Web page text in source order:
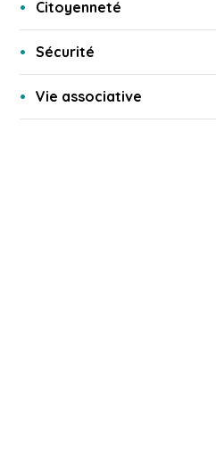
Citoyenneté
Sécurité
Vie associative